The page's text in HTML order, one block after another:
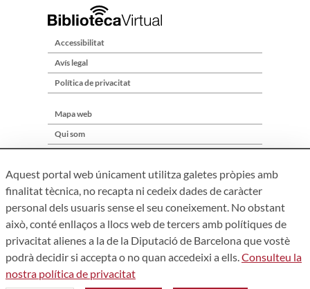
Accessibilitat
Avís legal
Política de privacitat
Mapa web
Qui som
Àrea de Cultura – Gerència de Serveis de Biblioteques. Zamora,
Aquest portal web únicament utilitza galetes pròpies amb
finalitat tècnica, no recapta ni cedeix dades de caràcter
personal dels usuaris sense el seu coneixement. No obstant
això, conté enllaços a llocs web de tercers amb polítiques de
privacitat alienes a la de la Diputació de Barcelona que vostè
podrà decidir si accepta o no quan accedeixi a ells.Consulteu la
nostra política de privacitat